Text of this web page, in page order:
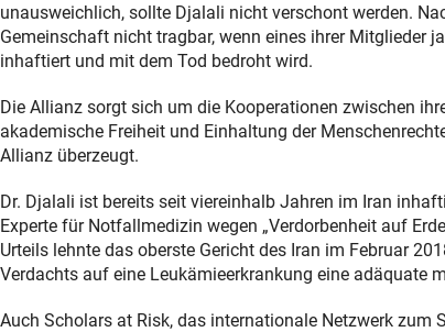
unausweichlich, sollte Djalali nicht verschont werden.
Gemeinschaft nicht tragbar, wenn eines ihrer Mitglieder
inhaftiert und mit dem Tod bedroht wird.
Die Allianz sorgt sich um die Kooperationen zwischen
akademische Freiheit und Einhaltung der
Allianz überzeugt.
Dr. Djalali ist bereits seit viereinhalb Jahren im Iran
Experte für Notfallmedizin wegen „Verdorbenheit auf
Urteils lehnte das oberste Gericht des Iran im Februar
Verdachts auf eine Leukämieerkrankung eine adäquate
Auch Scholars at Risk, das internationale Netzwerk zum